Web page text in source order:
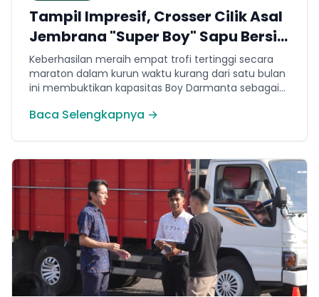
Tampil Impresif, Crosser Cilik Asal
Jembrana "Super Boy" Sapu Bersih
4 Gelar Juara Motocross 50cc di
Jawa
Keberhasilan meraih empat trofi tertinggi secara
maraton dalam kurun waktu kurang dari satu bulan
ini membuktikan kapasitas Boy Darmanta sebagai
dimiliki Jembrana di kancah motocross nasional
Baca Selengkapnya →